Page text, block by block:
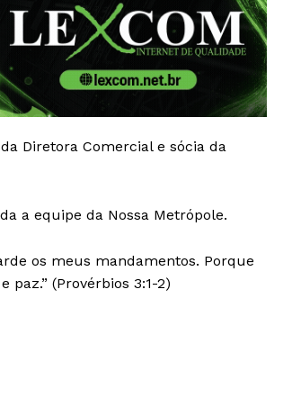
Diretora Comercial e sócia da
a equipe da Nossa Metrópole.
os meus mandamentos. Porque
(Provérbios 3:1-2)